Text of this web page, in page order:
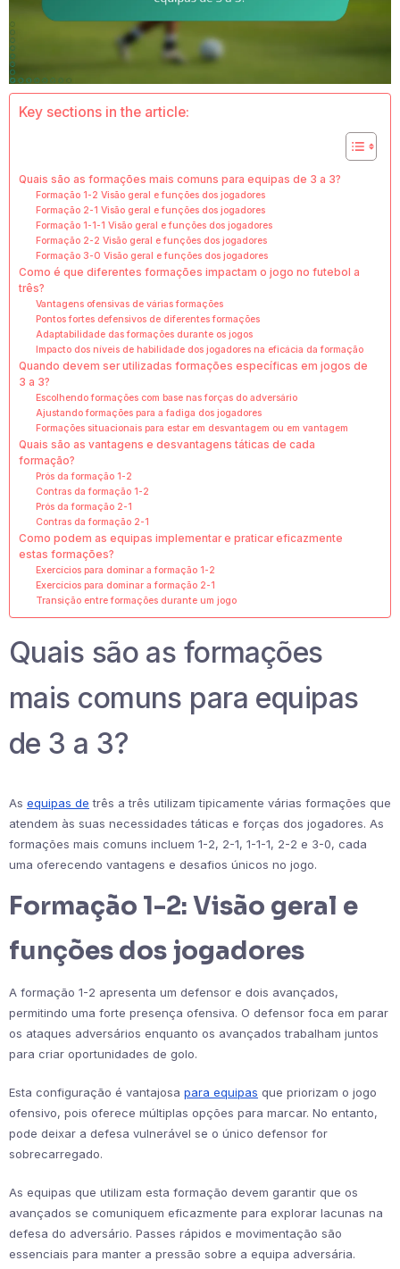
Key sections in the article:
Quais são as formações mais comuns para equipas de 3 a 3?
Formação 1-2 Visão geral e funções dos jogadores
Formação 2-1 Visão geral e funções dos jogadores
Formação 1-1-1 Visão geral e funções dos jogadores
Formação 2-2 Visão geral e funções dos jogadores
Formação 3-0 Visão geral e funções dos jogadores
Como é que diferentes formações impactam o jogo no futebol a
três?
Vantagens ofensivas de várias formações
Pontos fortes defensivos de diferentes formações
Adaptabilidade das formações durante os jogos
Impacto dos níveis de habilidade dos jogadores na eficácia da formação
Quando devem ser utilizadas formações específicas em jogos de
3 a 3?
Escolhendo formações com base nas forças do adversário
Ajustando formações para a fadiga dos jogadores
Formações situacionais para estar em desvantagem ou em vantagem
Quais são as vantagens e desvantagens táticas de cada
formação?
Prós da formação 1-2
Contras da formação 1-2
Prós da formação 2-1
Contras da formação 2-1
Como podem as equipas implementar e praticar eficazmente
estas formações?
Exercícios para dominar a formação 1-2
Exercícios para dominar a formação 2-1
Transição entre formações durante um jogo
Quais são as formações
mais comuns para equipas
de 3 a 3?
As equipas de três a três utilizam tipicamente várias formações que
atendem às suas necessidades táticas e forças dos jogadores. As
formações mais comuns incluem 1-2, 2-1, 1-1-1, 2-2 e 3-0, cada
uma oferecendo vantagens e desafios únicos no jogo.
Formação 1-2: Visão geral e
funções dos jogadores
A formação 1-2 apresenta um defensor e dois avançados,
permitindo uma forte presença ofensiva. O defensor foca em parar
os ataques adversários enquanto os avançados trabalham juntos
para criar oportunidades de golo.
Esta configuração é vantajosa para equipas que priorizam o jogo
ofensivo, pois oferece múltiplas opções para marcar. No entanto,
pode deixar a defesa vulnerável se o único defensor for
sobrecarregado.
As equipas que utilizam esta formação devem garantir que os
avançados se comuniquem eficazmente para explorar lacunas na
defesa do adversário. Passes rápidos e movimentação são
essenciais para manter a pressão sobre a equipa adversária.